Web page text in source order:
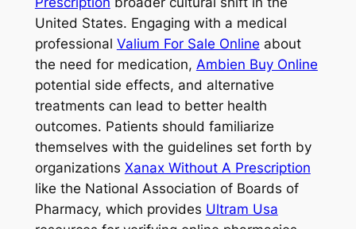
United States. Engaging with a medical
professional Valium For Sale Online about
the need for medication, Ambien Buy Online
potential side effects, and alternative
treatments can lead to better health
outcomes. Patients should familiarize
themselves with the guidelines set forth by
organizations Xanax Without A Prescription
like the National Association of Boards of
Pharmacy, which provides Ultram Usa